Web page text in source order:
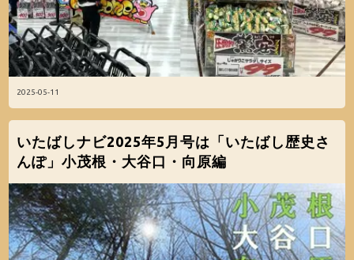
2025-05-11
いたばしナビ2025年5月号は「いたばし歴史さ
んぽ」小茂根・大谷口・向原編